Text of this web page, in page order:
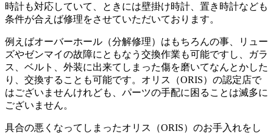
時計も対応していて、ときには壁掛け時計、置き時計なども
条件が合えば修理をさせていただいております。
例えばオーバーホール（分解修理）はもちろんの事、リュー
ズやゼンマイの故障にともなう交換作業も可能ですし、ガラ
ス、ベルト、外装に出来てしまった傷を磨いてなんとかした
り、交換することも可能です。オリス（ORIS）の認定店で
はございませんけれども、パーツの手配に困ることは滅多に
ございません。
具合の悪くなってしまったオリス（ORIS）のお手入れをし